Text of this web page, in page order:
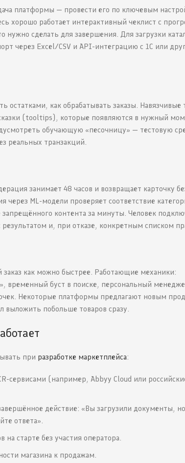
платформы — провести его по ключевым
хорошо работает интерактивный чеклист с
сделать для завершения. Для загрузки
через Excel/CSV и API-интеграцию с 1С или
остатками, как обрабатывать заказы. Навязчивые
(tooltips), которые появляются в нужный
обучающую «песочницу» — тестовую
реальных транзакций.
занимает 48 часов и возвращает карточку
ML-модели проверяет соответствие
контента за минуты. Человек
и, при отказе, конкретным списком
как можно быстрее. Работающие механики:
временный буст в поиске, персональный
Некоторые платформы предлагают новым
побольше товаров сразу.
при разработке маркетплейса:
сервисами (например, Abbyy Cloud или
действие: «Вы загрузили документы,
ответа».
старте без участия оператора.
магазина к продажам.